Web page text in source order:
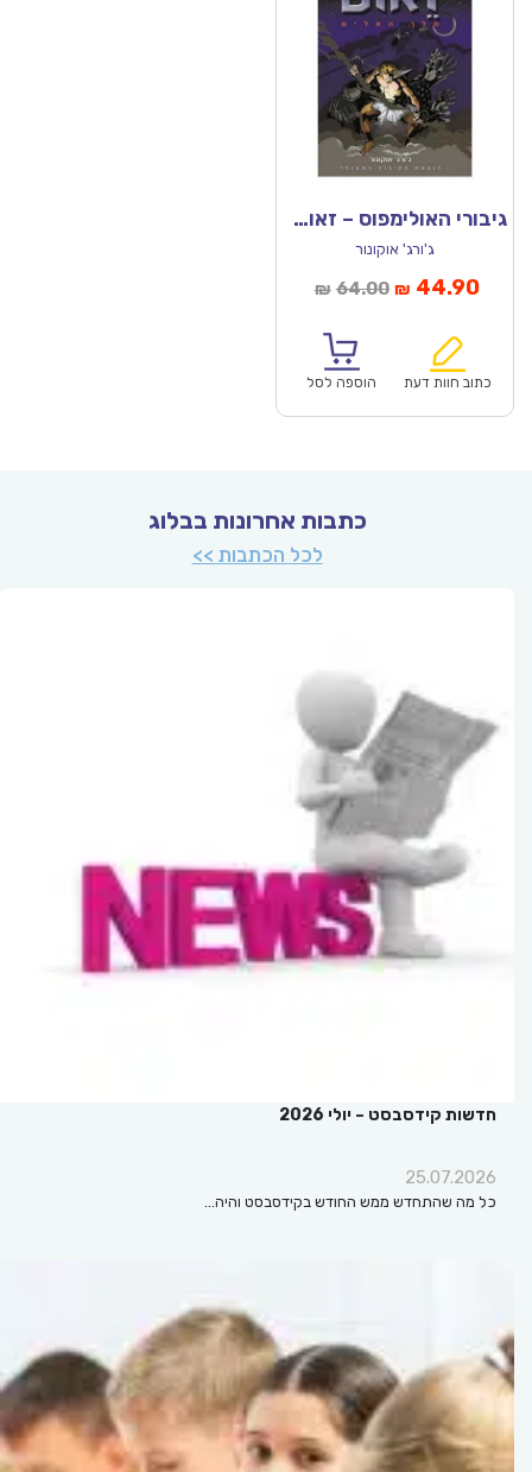
גיבורי האולימפוס – זאוס מלך האלים
ג'ורג' אוקונור
₪ 64.00המחיר
₪64.00.
₪ 44.90
כתוב חוות דעת הוספה לסל
כתבות אחרונות בבלוג
לכל הכתבות >>
חדשות קידסבסט – יולי 2026
25.07.2026
כל מה שהתחדש ממש החודש בקידסבסט והיה…